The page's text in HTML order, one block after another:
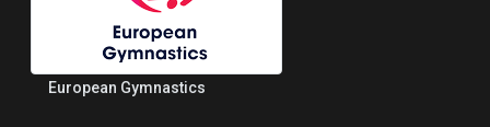
European Gymnastics